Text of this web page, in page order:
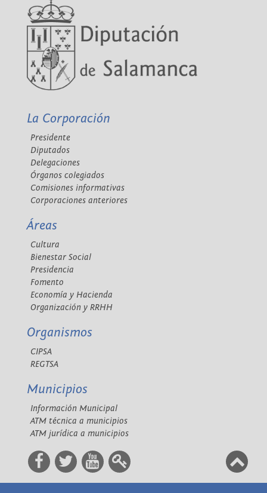
La Corporación
Presidente
Diputados
Delegaciones
Órganos colegiados
Comisiones informativas
Corporaciones anteriores
Áreas
Cultura
Bienestar Social
Presidencia
Fomento
Economía y Hacienda
Organización y RRHH
Organismos
CIPSA
REGTSA
Municipios
Información Municipal
ATM técnica a municipios
ATM jurídica a municipios